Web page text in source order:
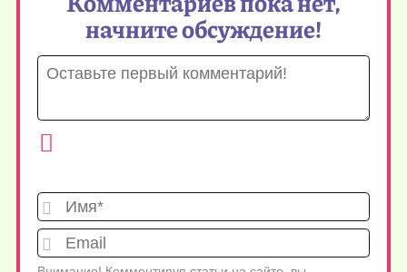
начните обсуждение!
Имя*